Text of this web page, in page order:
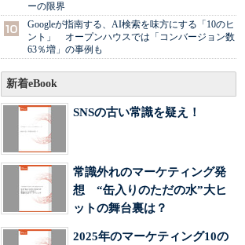
ーの限界
Googleが指南する、AI検索を味方にする「10のヒ
ント」 オープンハウスでは「コンバージョン数
63％増」の事例も
新着eBook
SNSの古い常識を疑え！
常識外れのマーケティング発
想 “缶入りのただの水”大ヒ
ットの舞台裏は？
2025年のマーケティング10の